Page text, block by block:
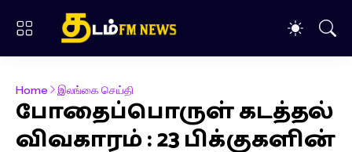
Home இலங்கை செய்தி
போதைப்பொருள் கடத்தல்
விவகாரம் : 23 பிக்குகளின்